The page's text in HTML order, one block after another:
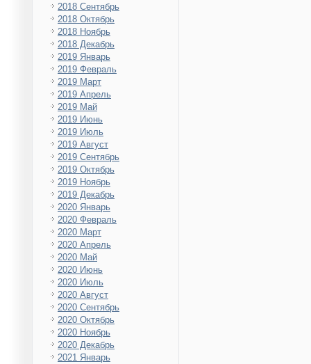
2018 Сентябрь
2018 Октябрь
2018 Ноябрь
2018 Декабрь
2019 Январь
2019 Февраль
2019 Март
2019 Апрель
2019 Май
2019 Июнь
2019 Июль
2019 Август
2019 Сентябрь
2019 Октябрь
2019 Ноябрь
2019 Декабрь
2020 Январь
2020 Февраль
2020 Март
2020 Апрель
2020 Май
2020 Июнь
2020 Июль
2020 Август
2020 Сентябрь
2020 Октябрь
2020 Ноябрь
2020 Декабрь
2021 Январь